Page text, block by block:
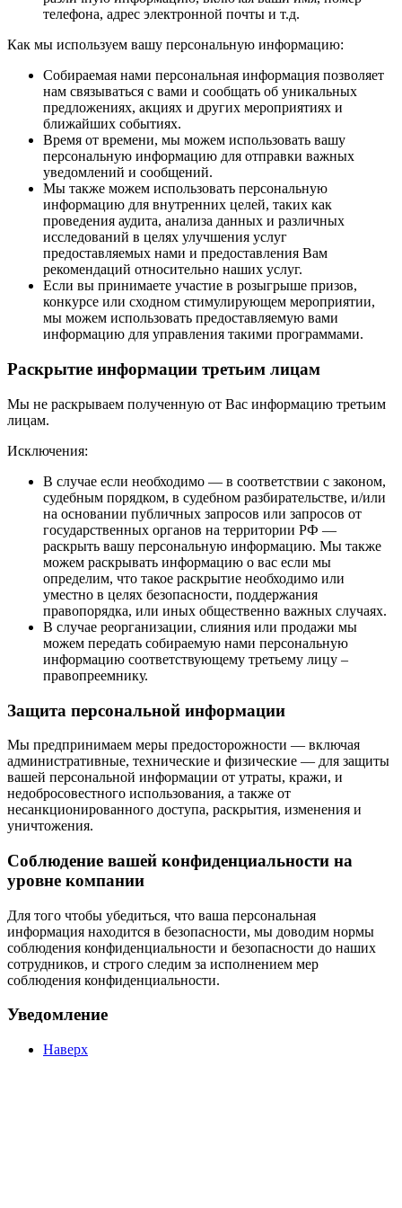
телефона, адрес электронной почты и т.д.
Как мы используем вашу персональную информацию:
Собираемая нами персональная информация позволяет
нам связываться с вами и сообщать об уникальных
предложениях, акциях и других мероприятиях и
ближайших событиях.
Время от времени, мы можем использовать вашу
персональную информацию для отправки важных
уведомлений и сообщений.
Мы также можем использовать персональную
информацию для внутренних целей, таких как
проведения аудита, анализа данных и различных
исследований в целях улучшения услуг
предоставляемых нами и предоставления Вам
рекомендаций относительно наших услуг.
Если вы принимаете участие в розыгрыше призов,
конкурсе или сходном стимулирующем мероприятии,
мы можем использовать предоставляемую вами
информацию для управления такими программами.
Раскрытие информации третьим лицам
Мы не раскрываем полученную от Вас информацию третьим
лицам.
Исключения:
В случае если необходимо — в соответствии с законом,
судебным порядком, в судебном разбирательстве, и/или
на основании публичных запросов или запросов от
государственных органов на территории РФ —
раскрыть вашу персональную информацию. Мы также
можем раскрывать информацию о вас если мы
определим, что такое раскрытие необходимо или
уместно в целях безопасности, поддержания
правопорядка, или иных общественно важных случаях.
В случае реорганизации, слияния или продажи мы
можем передать собираемую нами персональную
информацию соответствующему третьему лицу –
правопреемнику.
Защита персональной информации
Мы предпринимаем меры предосторожности — включая
административные, технические и физические — для защиты
вашей персональной информации от утраты, кражи, и
недобросовестного использования, а также от
несанкционированного доступа, раскрытия, изменения и
уничтожения.
Соблюдение вашей конфиденциальности на
уровне компании
Для того чтобы убедиться, что ваша персональная
информация находится в безопасности, мы доводим нормы
соблюдения конфиденциальности и безопасности до наших
сотрудников, и строго следим за исполнением мер
соблюдения конфиденциальности.
Уведомление
Наверх